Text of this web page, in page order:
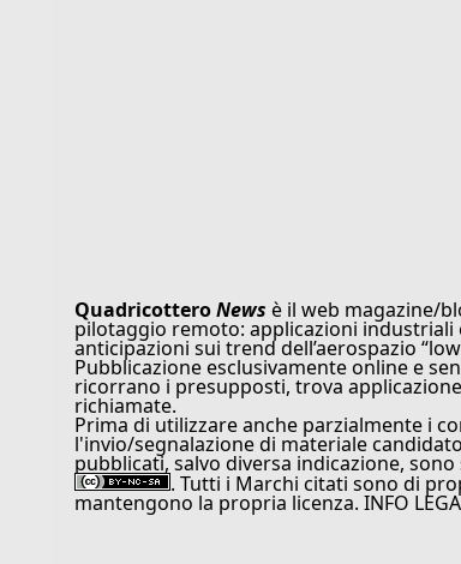
QuadricotteroNews è il web magazine/
pilotaggio remoto: applicazioni industriali
anticipazioni sui trend dell’aerospazio
Pubblicazione esclusivamente online e
ricorrano i presupposti, trova applicazione
richiamate.
Prima di utilizzare anche parzialmente i
l'invio/segnalazione di materiale
pubblicati, salvo diversa indicazione,
. Tutti i Marchi citati sono di
mantengono la propria licenza. INFO